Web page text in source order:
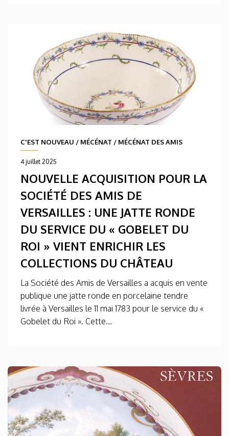
C'EST NOUVEAU / MÉCÉNAT / MÉCÉNAT DES AMIS
4 juillet 2025
NOUVELLE ACQUISITION POUR LA
SOCIÉTÉ DES AMIS DE
VERSAILLES : UNE JATTE RONDE
DU SERVICE DU « GOBELET DU
ROI » VIENT ENRICHIR LES
COLLECTIONS DU CHÂTEAU
La Société des Amis de Versailles a acquis en vente
publique une jatte ronde en porcelaine tendre
livrée à Versailles le 11 mai 1783 pour le service du «
Gobelet du Roi ». Cette...